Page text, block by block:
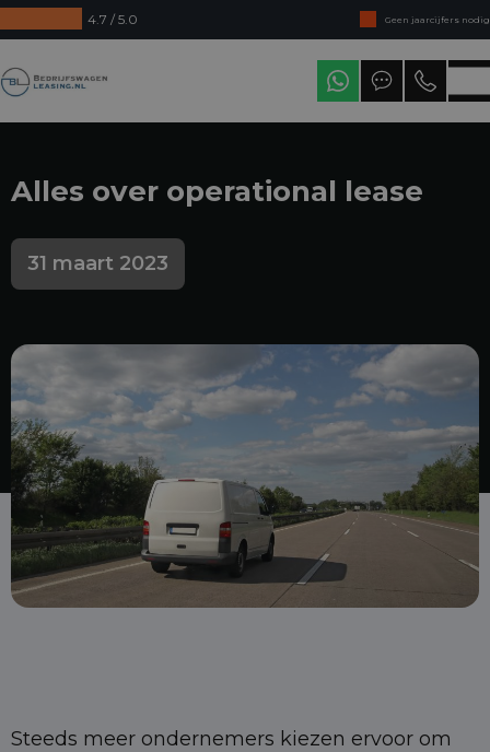
4.7 / 5.0
Geen jaarcijfers nodig
Direct uit voorraad leverbaar
Levering in heel Nederland
Alles over operational lease
31 maart 2023
Steeds meer ondernemers kiezen ervoor om